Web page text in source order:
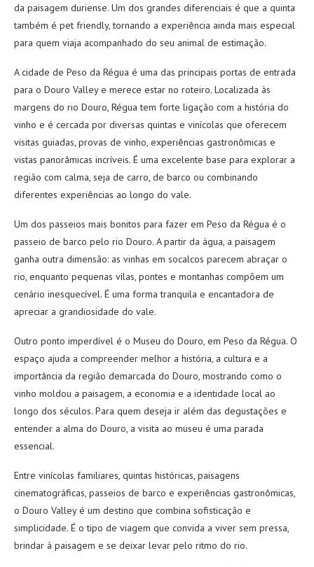
da paisagem duriense. Um dos grandes diferenciais é que a quinta
também é pet friendly, tornando a experiência ainda mais especial
para quem viaja acompanhado do seu animal de estimação.
A cidade de Peso da Régua é uma das principais portas de entrada
para o Douro Valley e merece estar no roteiro. Localizada às
margens do rio Douro, Régua tem forte ligação com a história do
vinho e é cercada por diversas quintas e vinícolas que oferecem
visitas guiadas, provas de vinho, experiências gastronômicas e
vistas panorâmicas incríveis. É uma excelente base para explorar a
região com calma, seja de carro, de barco ou combinando
diferentes experiências ao longo do vale.
Um dos passeios mais bonitos para fazer em Peso da Régua é o
passeio de barco pelo rio Douro. A partir da água, a paisagem
ganha outra dimensão: as vinhas em socalcos parecem abraçar o
rio, enquanto pequenas vilas, pontes e montanhas compõem um
cenário inesquecível. É uma forma tranquila e encantadora de
apreciar a grandiosidade do vale.
Outro ponto imperdível é o Museu do Douro, em Peso da Régua. O
espaço ajuda a compreender melhor a história, a cultura e a
importância da região demarcada do Douro, mostrando como o
vinho moldou a paisagem, a economia e a identidade local ao
longo dos séculos. Para quem deseja ir além das degustações e
entender a alma do Douro, a visita ao museu é uma parada
essencial.
Entre vinícolas familiares, quintas históricas, paisagens
cinematográficas, passeios de barco e experiências gastronômicas,
o Douro Valley é um destino que combina sofisticação e
simplicidade. É o tipo de viagem que convida a viver sem pressa,
brindar à paisagem e se deixar levar pelo ritmo do rio.